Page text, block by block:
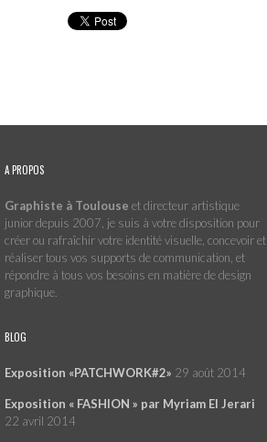
A PROPOS
Graphiste à Toulouse et directeur artistique
junior depuis 2007, je suis à votre disposition pour
créer ou rafraîchir votre identité visuelle, concevoir et
réaliser tous vos supports de communication, et
répondre à tous vos besoins en matière de design
graphique.
BLOG
Exposition «PATCHWORK#2» 29 août 2014
Exposition « FASHION » par Myriam El Jerari
22 avril 2014